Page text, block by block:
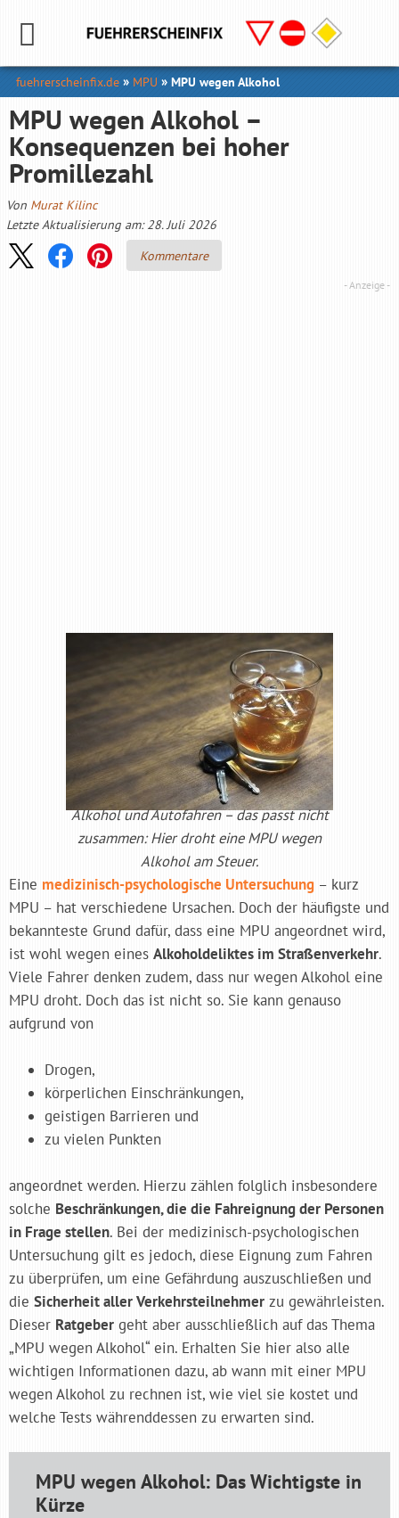
fuehrerscheinfix.de MPU MPU wegen Alkohol
MPU wegen Alkohol –
Konsequenzen bei hoher
Promillezahl
Von Murat Kilinc
Letzte Aktualisierung am: 28. Juli 2026
Kommentare
Alkohol und Autofahren – das passt nicht
zusammen: Hier droht eine MPU wegen
Alkohol am Steuer.
Eine medizinisch-psychologische Untersuchung – kurz
MPU – hat verschiedene Ursachen. Doch der häufigste und
bekannteste Grund dafür, dass eine MPU angeordnet wird,
ist wohl wegen eines Alkoholdeliktes im Straßenverkehr.
Viele Fahrer denken zudem, dass nur wegen Alkohol eine
MPU droht. Doch das ist nicht so. Sie kann genauso
aufgrund von
Drogen,
körperlichen Einschränkungen,
geistigen Barrieren und
zu vielen Punkten
angeordnet werden. Hierzu zählen folglich insbesondere
solche Beschränkungen, die die Fahreignung der Personen
in Frage stellen. Bei der medizinisch-psychologischen
Untersuchung gilt es jedoch, diese Eignung zum Fahren
zu überprüfen, um eine Gefährdung auszuschließen und
die Sicherheit aller Verkehrsteilnehmer zu gewährleisten.
Dieser Ratgeber geht aber ausschließlich auf das Thema
„MPU wegen Alkohol“ ein. Erhalten Sie hier also alle
wichtigen Informationen dazu, ab wann mit einer MPU
wegen Alkohol zu rechnen ist, wie viel sie kostet und
welche Tests währenddessen zu erwarten sind.
MPU wegen Alkohol: Das Wichtigste in
Kürze